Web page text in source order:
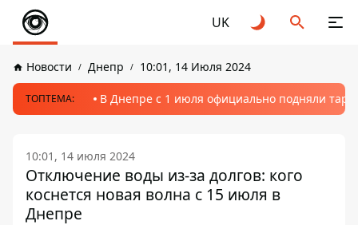
UK
Новости Днепр 10:01, 14 Июля 2024
ТОПТЕМА: В Днепре с 1 июля официально подняли
10:01, 14 июля 2024
Отключение воды из-за долгов: кого
коснется новая волна с 15 июля в
Днепре